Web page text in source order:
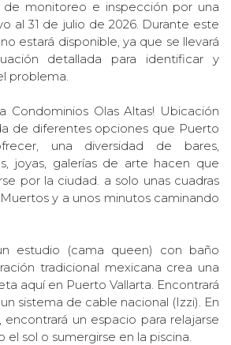
de monitoreo e inspección por una
al 31 de julio de 2026. Durante este
estará disponible, ya que se llevará
detallada para identificar y
problema.
Condominios Olas Altas! Ubicación
de diferentes opciones que Puerto
una diversidad de bares,
joyas, galerías de arte hacen que
por la ciudad. a solo unas cuadras
y a unos minutos caminando
estudio (cama queen) con baño
tradicional mexicana crea una
aquí en Puerto Vallarta. Encontrará
sistema de cable nacional (Izzi). En
encontrará un espacio para relajarse
el sol o sumergirse en la piscina.